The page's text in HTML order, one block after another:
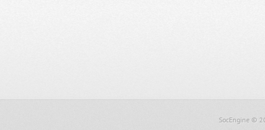
SocEngine ©